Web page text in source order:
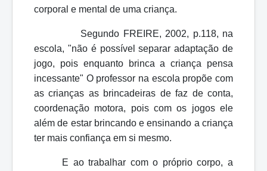
corporal e mental de uma criança.
Segundo FREIRE, 2002, p.118, na
escola, "não é possível separar adaptação de
jogo, pois enquanto brinca a criança pensa
incessante" O professor na escola propõe com
as crianças as brincadeiras de faz de conta,
coordenação motora, pois com os jogos ele
além de estar brincando e ensinando a criança
ter mais confiança em si mesmo.
E ao trabalhar com o próprio corpo, a